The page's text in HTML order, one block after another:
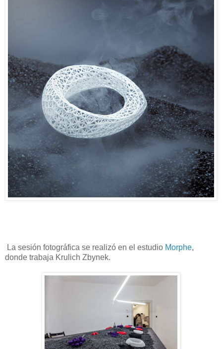
La sesión fotográfica se realizó en el estudio Morphe,
donde trabaja Krulich Zbynek.